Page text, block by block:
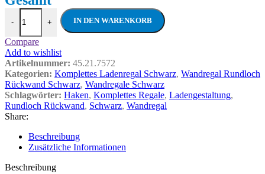
-Komplettregale - Wandregal Rundloch
+ IN DEN WARENKORB
Compare
Add to wishlist
Artikelnummer: 45.21.7572
Kategorien: Komplettes Ladenregal Schwarz, Wandregal Rundloch
Rückwand Schwarz, Wandregale Schwarz
Schlagwörter: Haken, Komplettes Regale, Ladengestaltung,
Rundloch Rückwand, Schwarz, Wandregal
Share:
Beschreibung
Zusätzliche Informationen
Beschreibung